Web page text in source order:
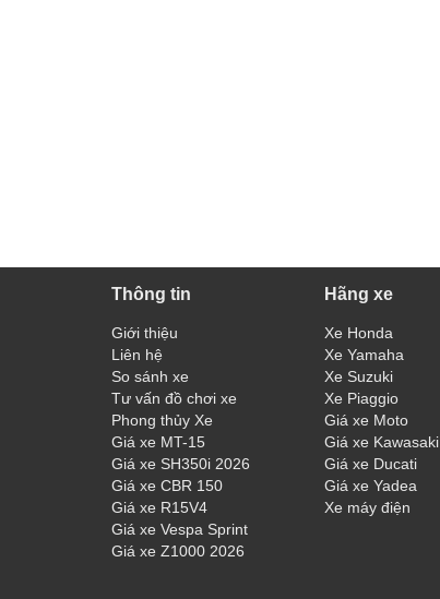
Thông tin
Giới thiệu
Liên hệ
So sánh xe
Tư vấn đồ chơi xe
Phong thủy Xe
Giá xe MT-15
Giá xe SH350i 2026
Giá xe CBR 150
Giá xe R15V4
Giá xe Vespa Sprint
Giá xe Z1000 2026
Hãng xe
Xe Honda
Xe Yamaha
Xe Suzuki
Xe Piaggio
Giá xe Moto
Giá xe Kawasaki
Giá xe Ducati
Giá xe Yadea
Xe máy điện